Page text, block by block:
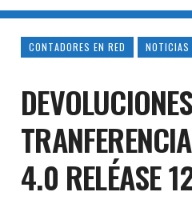
CONTADORES EN RED NOTICIAS
4.0 RELÉASE